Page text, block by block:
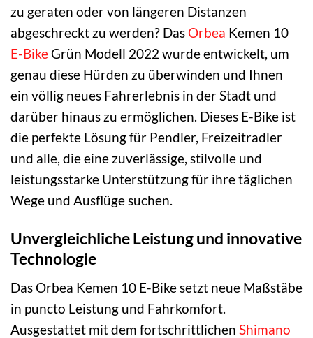
zu geraten oder von längeren Distanzen
abgeschreckt zu werden? Das Orbea Kemen 10
E-BikeGrün Modell 2022 wurde entwickelt, um
genau diese Hürden zu überwinden und Ihnen
ein völlig neues Fahrerlebnis in der Stadt und
darüber hinaus zu ermöglichen. Dieses E-Bike ist
die perfekte Lösung für Pendler, Freizeitradler
und alle, die eine zuverlässige, stilvolle und
leistungsstarke Unterstützung für ihre täglichen
Wege und Ausflüge suchen.
Unvergleichliche Leistung und innovative
Technologie
Das Orbea Kemen 10 E-Bike setzt neue Maßstäbe
in puncto Leistung und Fahrkomfort.
Ausgestattet mit dem fortschrittlichen Shimano